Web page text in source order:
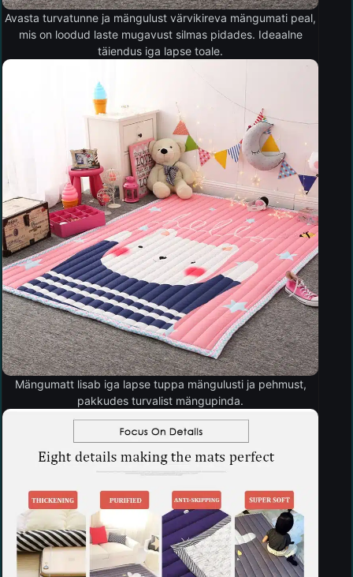
Avasta turvatunne ja mängulust värvikireva mängumati peal,
mis on loodud laste mugavust silmas pidades. Ideaalne
täiendus iga lapse toale.
Mängumatt lisab iga lapse tuppa mängulusti ja pehmust,
pakkudes turvalist mängupinda.